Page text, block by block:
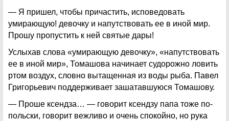
— Я пришел, чтобы причастить, исповедовать
умирающую! девочку и напутствовать ее в иной мир.
Прошу пропустить к ней святые дары!
Услыхав слова «умирающую девочку», «напутствовать
ее в иной мир», Томашова начинает судорожно ловить
ртом воздух, словно вытащенная из воды рыба. Павел
Григорьевич поддерживает зашатавшуюся Томашову.
— Проше ксендза… — говорит ксендзу папа тоже по-
польски, говорит вежливо и очень спокойно, но рука